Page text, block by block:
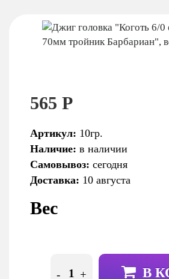
565 Р
Артикул: 10гр.
Наличие: в наличии
Самовывоз: сегодня
Доставка: 10 августа
Вес
- + В